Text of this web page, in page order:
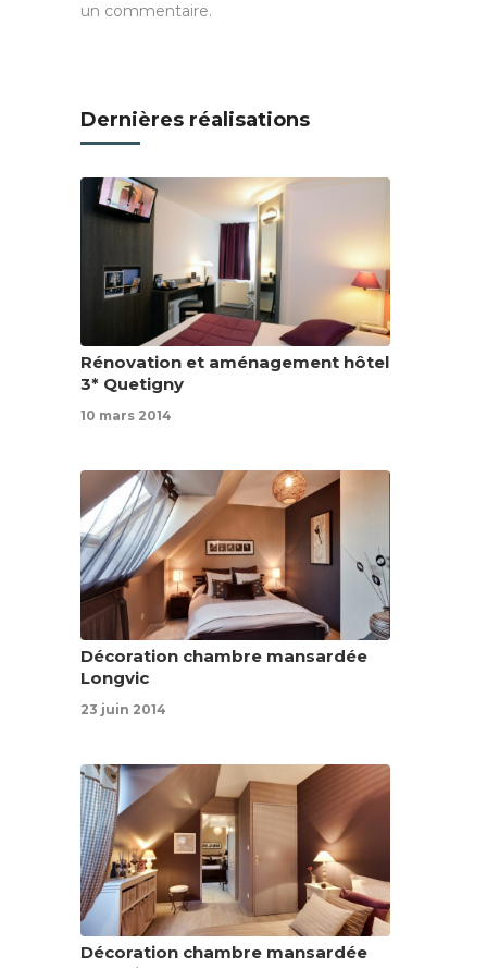
un commentaire.
Dernières réalisations
Rénovation et aménagement hôtel
3* Quetigny
10 mars 2014
Décoration chambre mansardée
Longvic
23 juin 2014
Décoration chambre mansardée